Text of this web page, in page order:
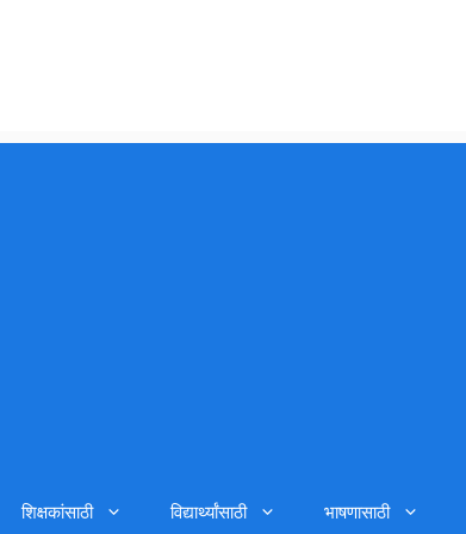
शिक्षकांसाठी विद्यार्थ्यांसाठी भाषणासाठी